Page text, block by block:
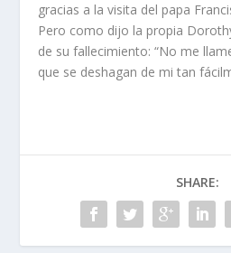
gracias a la visita del papa
Pero como dijo la propia
de su fallecimiento: “No me
que se deshagan de mi tan
SHARE: